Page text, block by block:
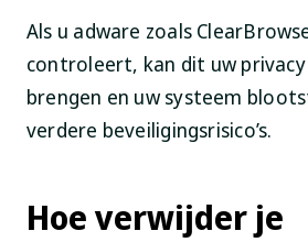
Als u adware zoals
controleert, kan dit uw
brengen en uw systeem
verdere beveiligingsrisico’s.
Hoe verwijder je